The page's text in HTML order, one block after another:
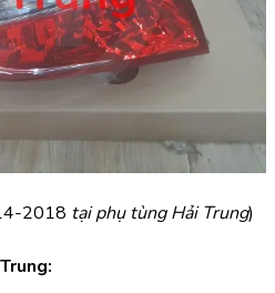
2018 tại phụ tùng Hải Trung)